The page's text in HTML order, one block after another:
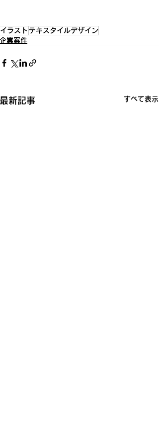
イラスト テキスタイルデザイン
企業案件
最新記事 すべて表示